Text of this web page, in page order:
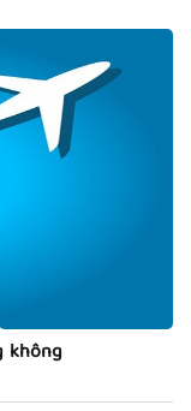
không